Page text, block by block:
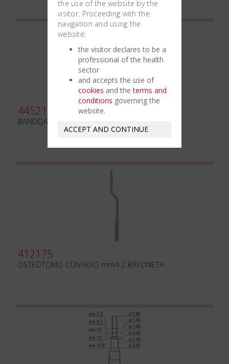
445212
BANDEJAMINIDE TITANIO
412175
OSTEOTOMO CONVEXO mm4.2 BAYONETA
the use of the website by the
visitor. Proceeding with the
navigation and using the
website:
the visitor declares to be a
professional of the health
sector
and accepts the use of
cookies and theterms and
conditions governing the
website.
ACCEPT AND CONTINUE